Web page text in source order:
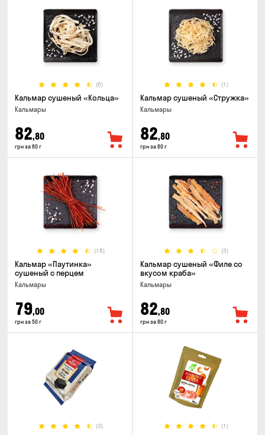
(6)
Кальмар сушеный «Кольца»
Кальмары
82,80
грн за 60 г
(1)
Кальмар сушеный «Стружка»
Кальмары
82,80
грн за 60 г
(18)
Кальмар «Паутинка»
сушеный с перцем
Кальмары
79,00
грн за 50 г
(3)
Кальмар сушеный «Филе со
вкусом краба»
Кальмары
82,80
грн за 60 г
(3) (1)